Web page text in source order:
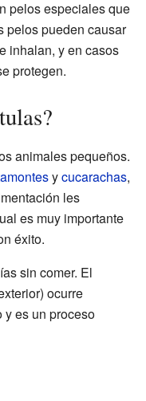
pelos especiales que
pelos pueden causar
inhalan, y en casos
protegen.
animales pequeños.
ycucarachas,
les
es muy importante
éxito.
sin comer. El
ocurre
y es un proceso